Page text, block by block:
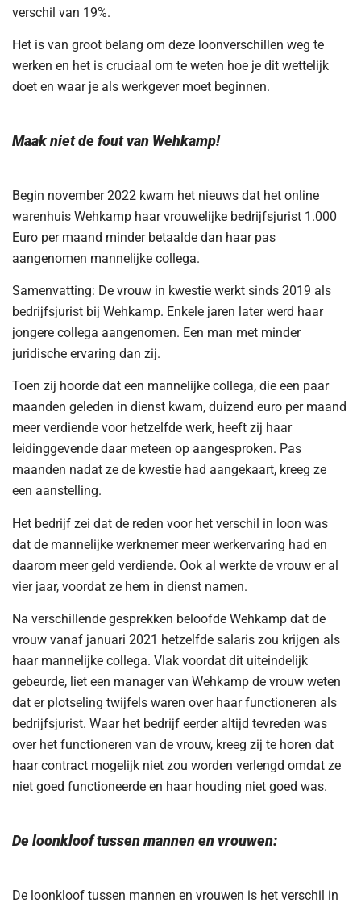
verschil van 19%.
Het is van groot belang om deze loonverschillen weg te
werken en het is cruciaal om te weten hoe je dit wettelijk
doet en waar je als werkgever moet beginnen.
Maak niet de fout van Wehkamp!
Begin november 2022 kwam het nieuws dat het online
warenhuis Wehkamp haar vrouwelijke bedrijfsjurist 1.000
Euro per maand minder betaalde dan haar pas
aangenomen mannelijke collega.
Samenvatting: De vrouw in kwestie werkt sinds 2019 als
bedrijfsjurist bij Wehkamp. Enkele jaren later werd haar
jongere collega aangenomen. Een man met minder
juridische ervaring dan zij.
Toen zij hoorde dat een mannelijke collega, die een paar
maanden geleden in dienst kwam, duizend euro per maand
meer verdiende voor hetzelfde werk, heeft zij haar
leidinggevende daar meteen op aangesproken. Pas
maanden nadat ze de kwestie had aangekaart, kreeg ze
een aanstelling.
Het bedrijf zei dat de reden voor het verschil in loon was
dat de mannelijke werknemer meer werkervaring had en
daarom meer geld verdiende. Ook al werkte de vrouw er al
vier jaar, voordat ze hem in dienst namen.
Na verschillende gesprekken beloofde Wehkamp dat de
vrouw vanaf januari 2021 hetzelfde salaris zou krijgen als
haar mannelijke collega. Vlak voordat dit uiteindelijk
gebeurde, liet een manager van Wehkamp de vrouw weten
dat er plotseling twijfels waren over haar functioneren als
bedrijfsjurist. Waar het bedrijf eerder altijd tevreden was
over het functioneren van de vrouw, kreeg zij te horen dat
haar contract mogelijk niet zou worden verlengd omdat ze
niet goed functioneerde en haar houding niet goed was.
De loonkloof tussen mannen en vrouwen:
De loonkloof tussen mannen en vrouwen is het verschil in